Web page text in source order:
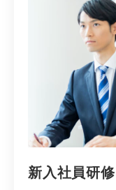
新入社員研修